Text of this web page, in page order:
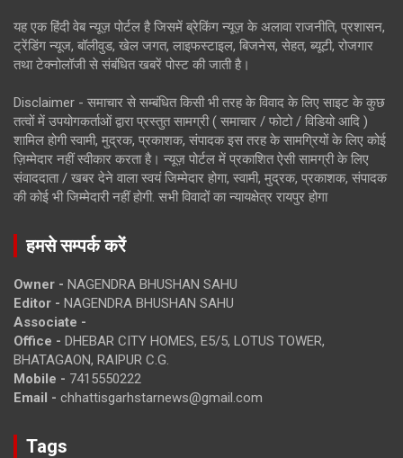
यह एक हिंदी वेब न्यूज़ पोर्टल है जिसमें ब्रेकिंग न्यूज़ के अलावा राजनीति, प्रशासन,
ट्रेंडिंग न्यूज, बॉलीवुड, खेल जगत, लाइफस्टाइल, बिजनेस, सेहत, ब्यूटी, रोजगार
तथा टेक्नोलॉजी से संबंधित खबरें पोस्ट की जाती है।
Disclaimer - समाचार से सम्बंधित किसी भी तरह के विवाद के लिए साइट के कुछ
तत्वों में उपयोगकर्ताओं द्वारा प्रस्तुत सामग्री ( समाचार / फोटो / विडियो आदि )
शामिल होगी स्वामी, मुद्रक, प्रकाशक, संपादक इस तरह के सामग्रियों के लिए कोई
ज़िम्मेदार नहीं स्वीकार करता है। न्यूज़ पोर्टल में प्रकाशित ऐसी सामग्री के लिए
संवाददाता / खबर देने वाला स्वयं जिम्मेदार होगा, स्वामी, मुद्रक, प्रकाशक, संपादक
की कोई भी जिम्मेदारी नहीं होगी. सभी विवादों का न्यायक्षेत्र रायपुर होगा
हमसे सम्पर्क करें
Owner - NAGENDRA BHUSHAN SAHU
Editor - NAGENDRA BHUSHAN SAHU
Associate -
Office - DHEBAR CITY HOMES, E5/5, LOTUS TOWER,
BHATAGAON, RAIPUR C.G.
Mobile - 7415550222
Email - chhattisgarhstarnews@gmail.com
Tags